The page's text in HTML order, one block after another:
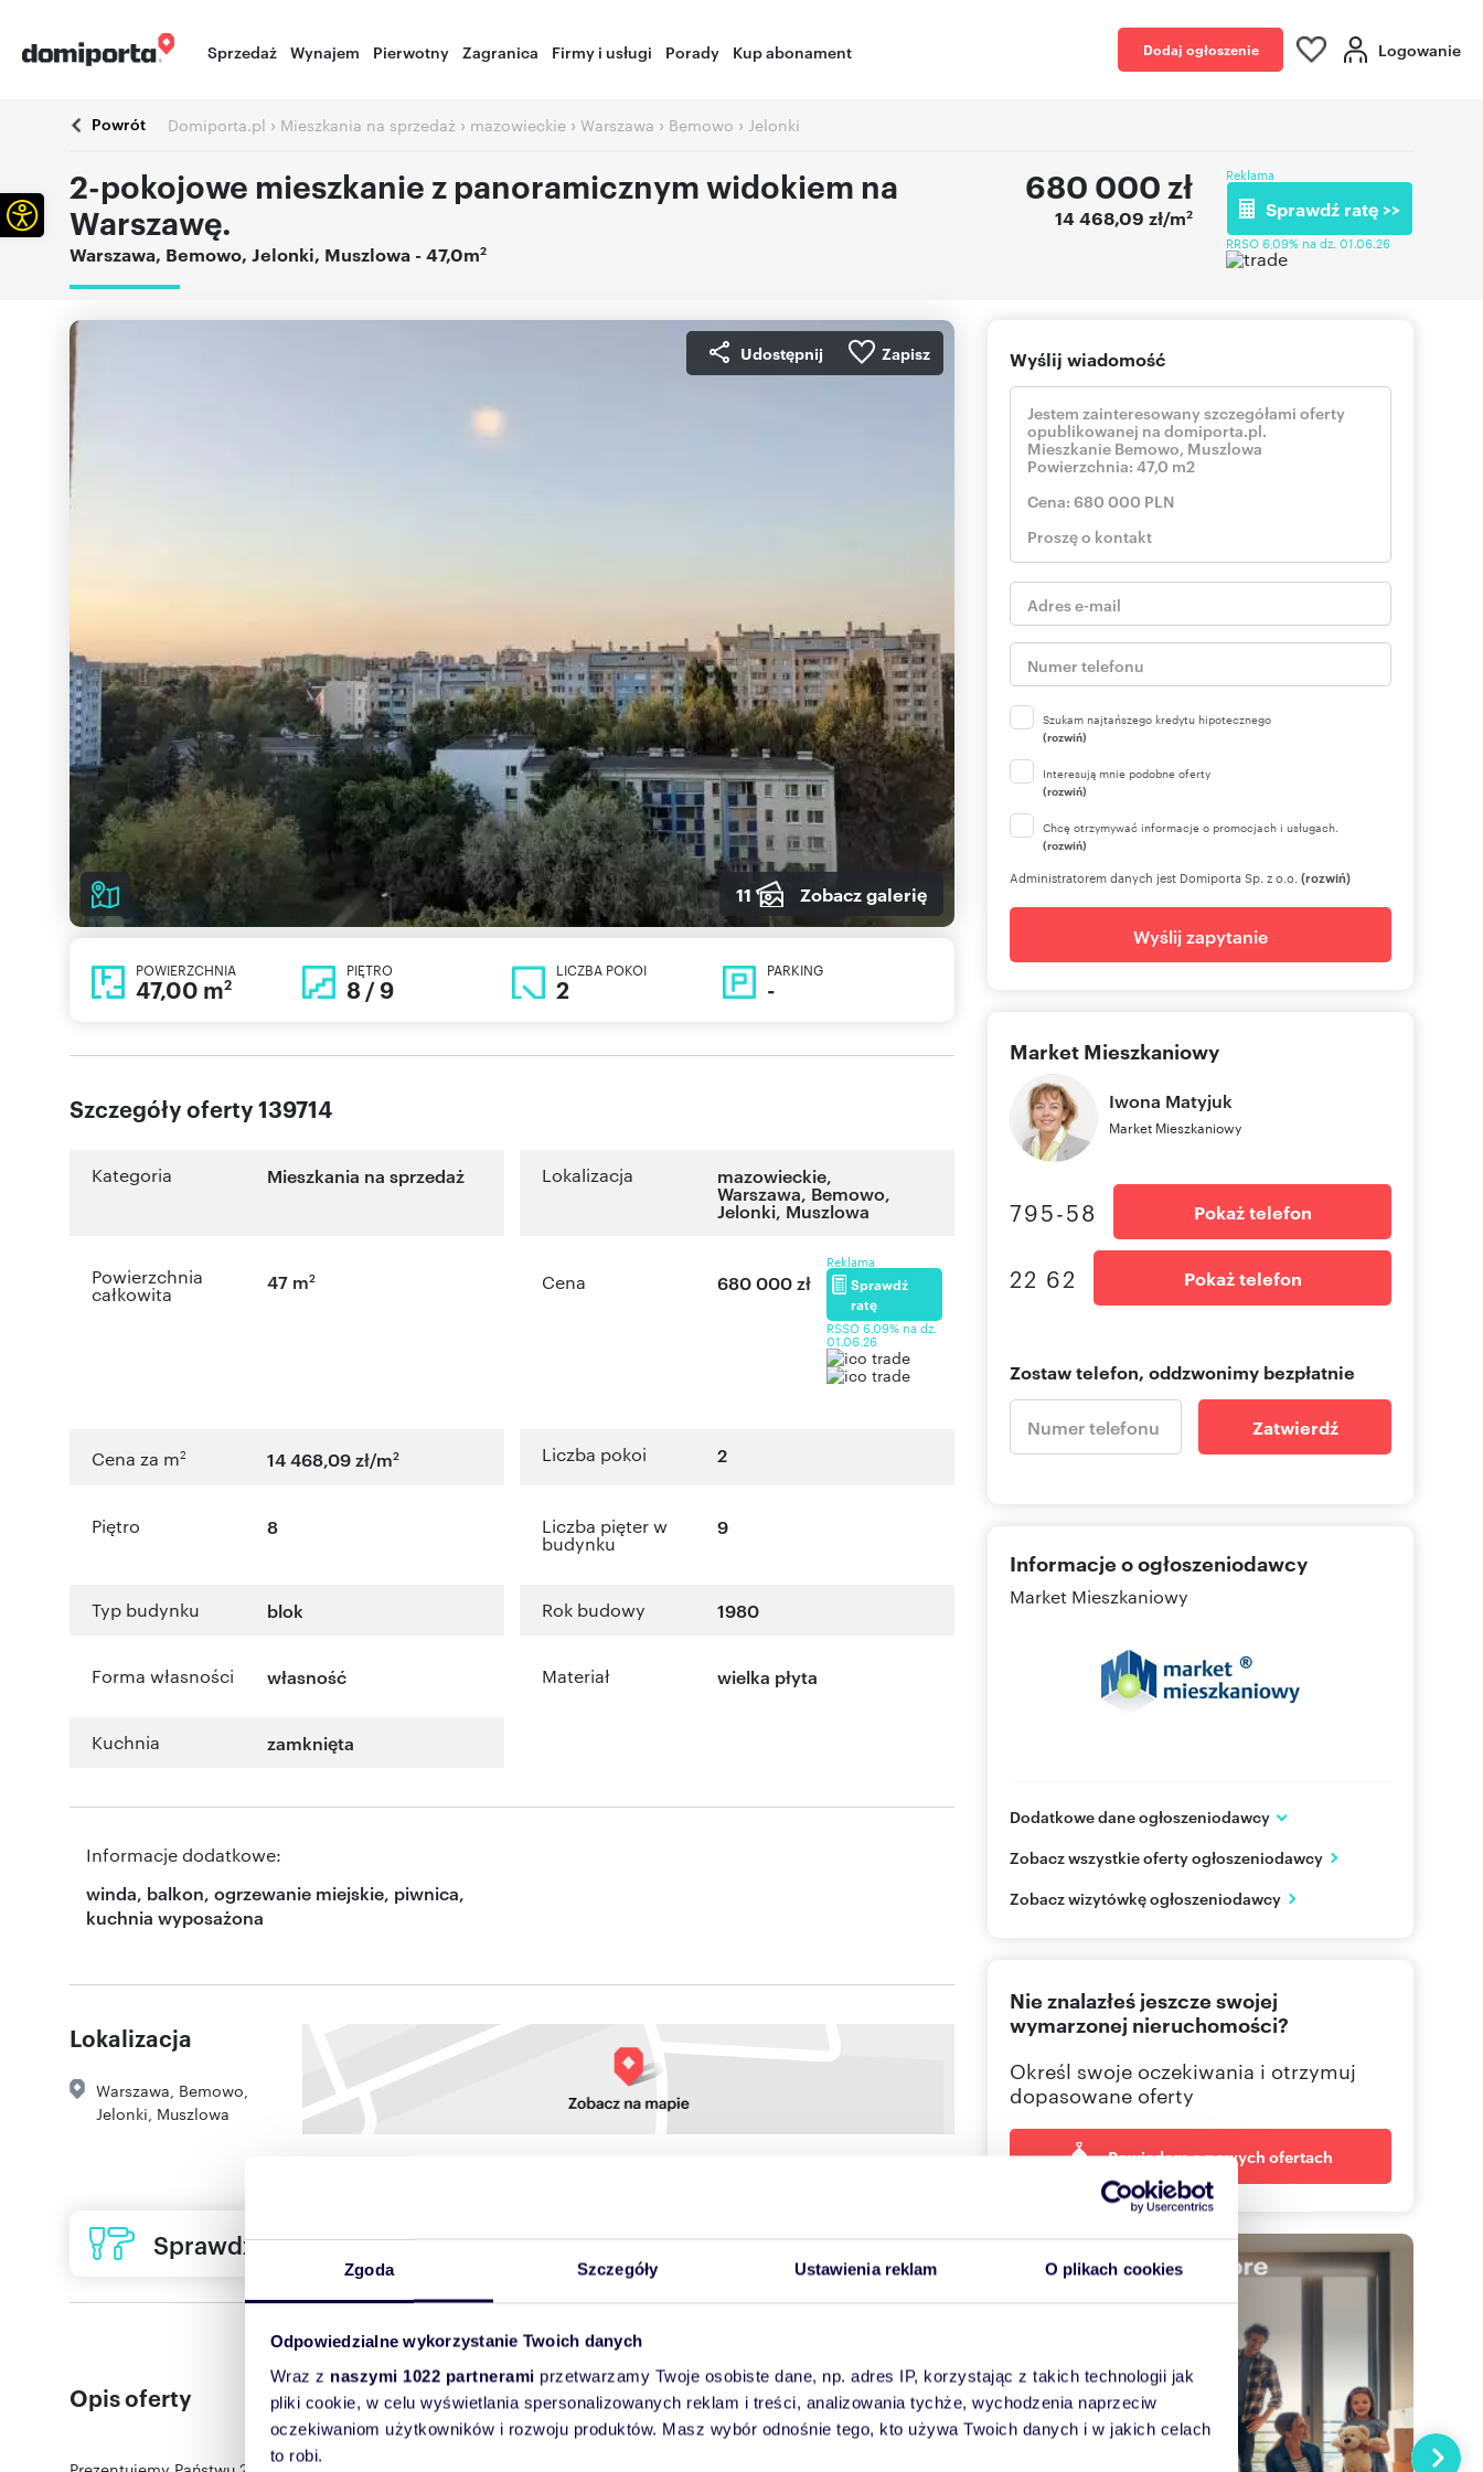
Zgoda Szczegóły Ustawienia reklam O plikach cookies
Odpowiedzialne wykorzystanie Twoich danych
Wraz z naszymi 1022 partnerami przetwarzamy Twoje osobiste dane, np. adres IP, korzystając z takich technologii jak
pliki cookie, w celu wyświetlania spersonalizowanych reklam i treści, analizowania tychże, wychodzenia naprzeciw
oczekiwaniom użytkowników i rozwoju produktów. Masz wybór odnośnie tego, kto używa Twoich danych i w jakich celach
to robi.
Sprzedaż Wynajem Pierwotny Zagranica Firmy i usługi Porady Kup abonament Dodaj ogłoszenie Logowanie
Powrót Domiporta.pl › Mieszkania na sprzedaż › mazowieckie › Warszawa › Bemowo › Jelonki
2-pokojowe mieszkanie z panoramicznym widokiem na
Warszawę.
Warszawa, Bemowo, Jelonki, Muszlowa - 47,0m2
680 000 zł
14 468,09 zł/m2
Reklama
Sprawdź ratę >>
RRSO 6,09% na dz. 01.06.26
Udostępnij Zapisz
11 Zobacz galerię
POWIERZCHNIA
47,00 m2
PIĘTRO
8 / 9
LICZBA POKOI
2
PARKING
-
Szczegóły oferty 139714
Kategoria Mieszkania na sprzedaż Lokalizacja mazowieckie,
Warszawa, Bemowo,
Jelonki, Muszlowa
Powierzchnia
całkowita
47 m2 Cena 680 000 zł
Reklama
Sprawdź
ratę
RSSO 6,09% na dz.
01.06.26
Cena za m2 14 468,09 zł/m2 Liczba pokoi 2
Piętro 8 Liczba pięter w
budynku
9
Typ budynku blok Rok budowy 1980
Forma własności własność Materiał wielka płyta
Kuchnia zamknięta
Informacje dodatkowe:
winda, balkon, ogrzewanie miejskie, piwnica,
kuchnia wyposażona
Lokalizacja
Warszawa Bemowo
Jelonki Muszlowa
Sprawdź ofertę usług remontowych
Opis oferty
Wyślij wiadomość
Szukam najtańszego kredytu hipotecznego
(rozwiń)
Interesują mnie podobne oferty
(rozwiń)
Chcę otrzymywać informacje o promocjach i usługach.
(rozwiń)
Administratorem danych jest Domiporta Sp. z o.o. (rozwiń)
Wyślij zapytanie
Market Mieszkaniowy
Iwona Matyjuk
Market Mieszkaniowy
795-58 Pokaż telefon
22 62 Pokaż telefon
Zostaw telefon, oddzwonimy bezpłatnie
Zatwierdź
Informacje o ogłoszeniodawcy
Market Mieszkaniowy
Dodatkowe dane ogłoszeniodawcy
Warszawa
PL
606-94 Pokaż telefon
Zobacz wszystkie oferty ogłoszeniodawcy
Zobacz wizytówkę ogłoszeniodawcy
Nie znalazłeś jeszcze swojej
wymarzonej nieruchomości?
Określ swoje oczekiwania i otrzymuj
dopasowane oferty
Powiadom o nowych ofertach
Otwórz pasek narzędzi